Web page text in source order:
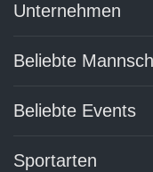
Unternehmen
Beliebte
Beliebte Events
Sportarten